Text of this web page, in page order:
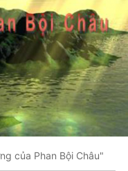
của Phan Bội Châu"